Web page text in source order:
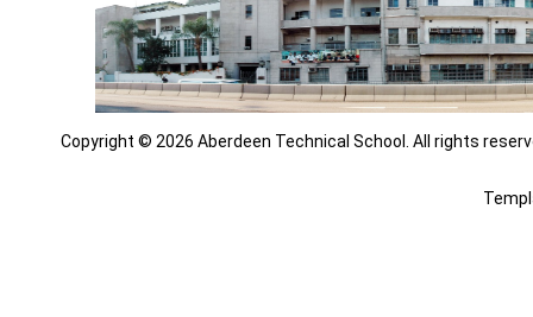
Copyright © 2026 Aberdeen Technical School. All rights